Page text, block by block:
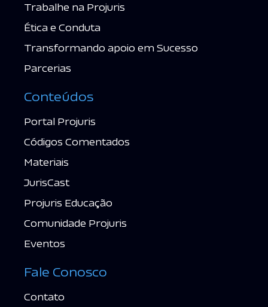
Trabalhe na Projuris
Ética e Conduta
Transformando apoio em Sucesso
Parcerias
Conteúdos
Portal Projuris
Códigos Comentados
Materiais
JurisCast
Projuris Educação
Comunidade Projuris
Eventos
Fale Conosco
Contato